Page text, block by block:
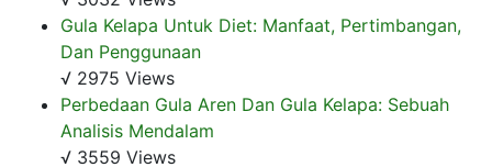
Gula Kelapa Untuk Diet: Manfaat, Pertimbangan,
Dan Penggunaan
√ 2975 Views
Perbedaan Gula Aren Dan Gula Kelapa: Sebuah
Analisis Mendalam
√ 3559 Views